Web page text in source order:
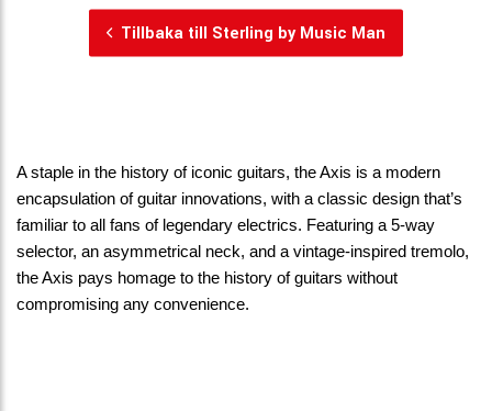
Tillbaka till Sterling by Music Man
A staple in the history of iconic guitars, the Axis is a modern
encapsulation of guitar innovations, with a classic design that’s
familiar to all fans of legendary electrics. Featuring a 5-way
selector, an asymmetrical neck, and a vintage-inspired tremolo,
the Axis pays homage to the history of guitars without
compromising any convenience.